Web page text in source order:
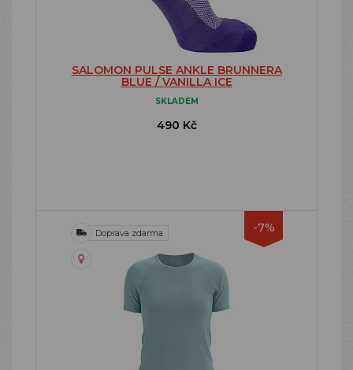
SALOMON PULSE ANKLE BRUNNERA
BLUE / VANILLA ICE
SKLADEM
490 Kč
-7%
Doprava zdarma